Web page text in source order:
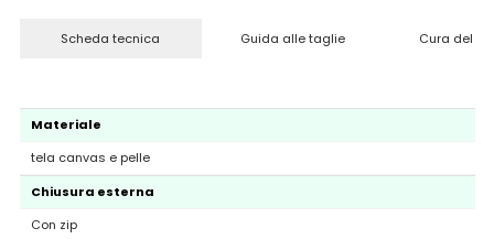
Scheda tecnica Guida alle taglie Cura del
Materiale
tela canvas e pelle
Chiusura esterna
Con zip